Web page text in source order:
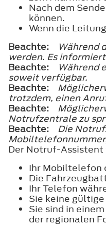
Nach dem
können.
Wenn die
Beachte:
Während
werden. Es
Beachte:
Während
soweit verfügbar.
Beachte:
trotzdem, einen
Beachte:
Notrufzentrale zu
Beachte:
Die
Der Notruf-
Ihr Mobiltelefon
Die
Ihr Telefon
Sie keine
Sie sind in
der regionalen